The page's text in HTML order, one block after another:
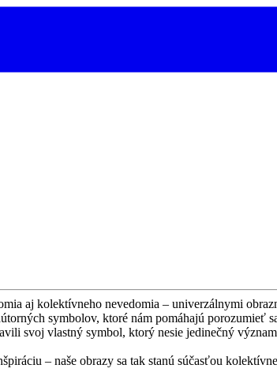
aj kolektívneho nevedomia – univerzálnymi
symbolov, ktoré nám pomáhajú porozumieť
svoj vlastný symbol, ktorý nesie jedinečný
– naše obrazy sa tak stanú súčasťou